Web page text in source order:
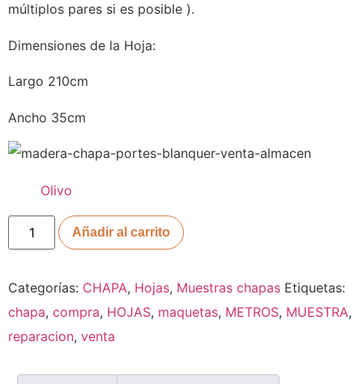
múltiplos pares si es posible ).
Dimensiones de la Hoja:
Largo 210cm
Ancho 35cm
Olivo
Añadir al carrito
Categorías: CHAPA, Hojas, Muestras chapas Etiquetas:
chapa, compra, HOJAS, maquetas, METROS, MUESTRA,
reparacion, venta